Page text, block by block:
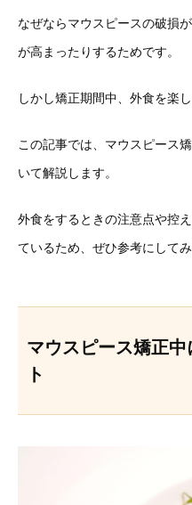
なぜならマウスピースの破損
が高まったりするためです。
しかし矯正期間中、外食を楽
この記事では、マウスピース
いて解説します。
外食をするときの注意点や控
ているため、ぜひ参考にしてみ
マウスピース矯正
ト